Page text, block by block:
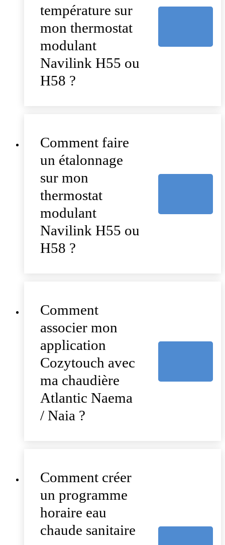
température sur
mon thermostat
modulant
Navilink H55 ou
H58 ?
Comment faire
un étalonnage
sur mon
thermostat
modulant
Navilink H55 ou
H58 ?
Comment
associer mon
application
Cozytouch avec
ma chaudière
Atlantic Naema
/ Naia ?
Comment créer
un programme
horaire eau
chaude sanitaire